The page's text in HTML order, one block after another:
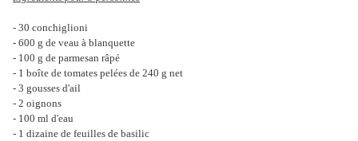
- 30 conchiglioni
- 600 g de veau à blanquette
- 100 g de parmesan râpé
- 1 boîte de tomates pelées de 240 g net
- 3 gousses d'ail
- 2 oignons
- 100 ml d'eau
- 1 dizaine de feuilles de basilic